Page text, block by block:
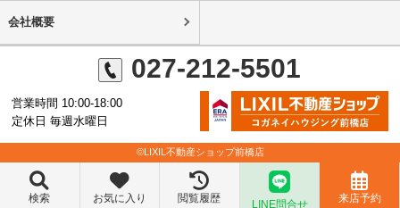
会社概要
027-212-5501
営業時間 10:00-18:00
定休日 毎週水曜日
©LIXIL不動産ショップ前橋店
検索 お気に入り 閲覧履歴 LINE問合せ 来店予約